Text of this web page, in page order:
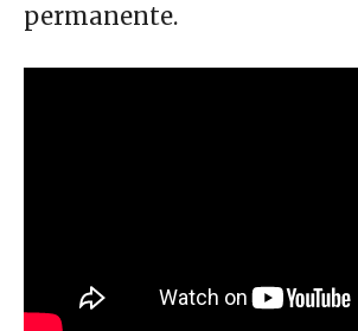
permanente.